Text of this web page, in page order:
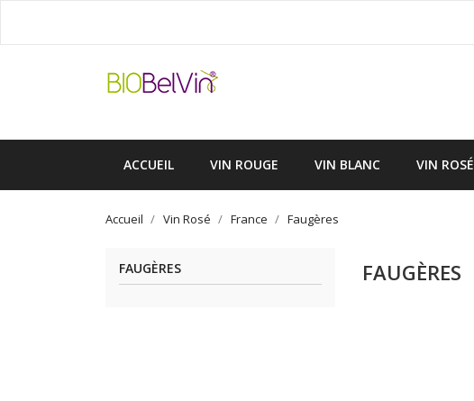
ACCUEIL VIN ROUGE VIN BLANC VIN ROSÉ
Accueil Vin Rosé France Faugères
FAUGÈRES FAUGÈRES